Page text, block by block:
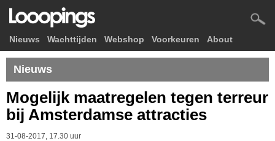
Nieuws Wachttijden Webshop Voorkeuren About
Nieuws
Mogelijk maatregelen tegen terreur
bij Amsterdamse attracties
31-08-2017, 17.30 uur